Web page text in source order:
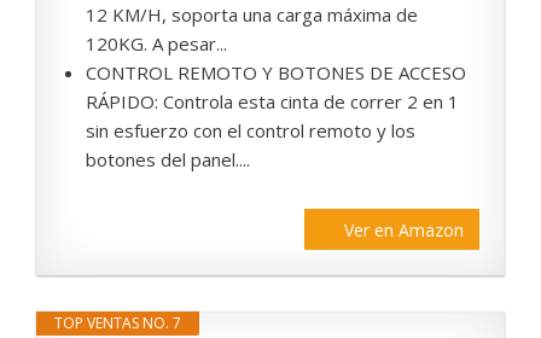
12 KM/H, soporta una carga máxima de
120KG. A pesar...
CONTROL REMOTO Y BOTONES DE ACCESO
RÁPIDO: Controla esta cinta de correr 2 en 1
sin esfuerzo con el control remoto y los
botones del panel....
Ver en Amazon
TOP VENTAS NO. 7